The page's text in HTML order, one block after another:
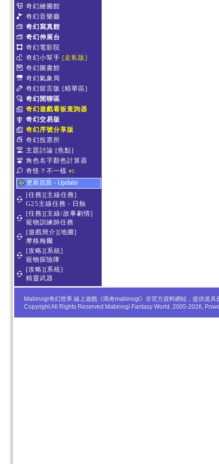
奇幻繪圖館
奇幻音樂廳
奇幻寫真館
奇幻伸展台
奇幻電影院
奇幻小幫手 [走私販]
奇幻圖書館
奇幻氣象局
奇幻留言版 [精華區]
奇幻閒聊區
奇幻遊戲看板查詢器
奇幻交易版
奇幻序號分享版
奇幻投票所
主題討論 [焦點]
角色名字顏色計算器
奇怪？不一樣 #5
更新頁面 - Update
[任務][主線任務]
G25主線任務 - 日蝕
[任務][主線/故事劇情]
寵物訓練師任務
[遊戲簡介][地圖]
摩格梅爾
[攻略][系統]
寵物探險隊
[攻略][系統]
精靈武器
Mabinogi奇幻世界 線上遊戲《瑪奇mabinogi》非官方資料網站，提供道
Copyright All Rights Reserved Mabinogi Fantasy World. 2005-2026,